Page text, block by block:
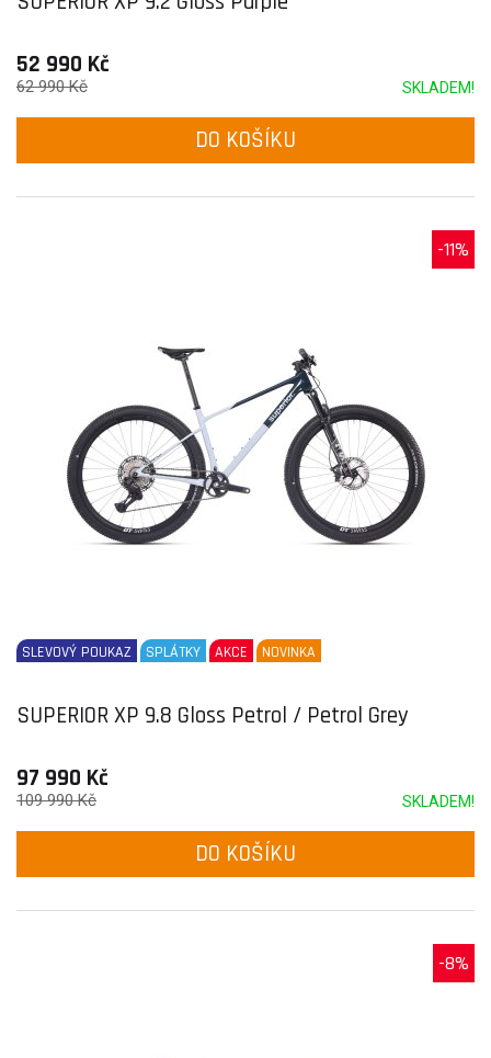
52 990 Kč
SKLADEM!
62 990 Kč
DO KOŠÍKU
-11%
SLEVOVÝ POUKAZ SPLÁTKY AKCE NOVINKA
SUPERIOR XP 9.8 Gloss Petrol / Petrol Grey
97 990 Kč
SKLADEM!
109 990 Kč
DO KOŠÍKU
-8%